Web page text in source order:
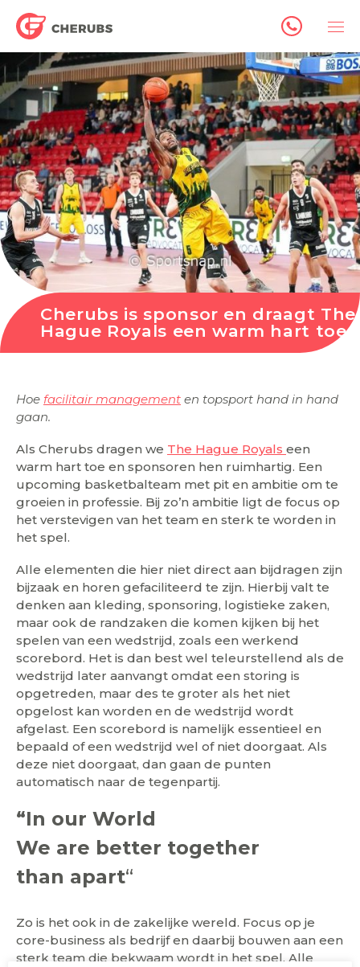
Cherubs is sponsor en draagt The
Hague Royals een warm hart toe.
Hoe facilitair management en topsport hand in hand
gaan.
Als Cherubs dragen we The Hague Royals een
warm hart toe en sponsoren hen ruimhartig. Een
upcoming basketbalteam met pit en ambitie om te
groeien in professie. Bij zo’n ambitie ligt de focus op
het verstevigen van het team en sterk te worden in
het spel.
Alle elementen die hier niet direct aan bijdragen zijn
bijzaak en horen gefaciliteerd te zijn. Hierbij valt te
denken aan kleding, sponsoring, logistieke zaken,
maar ook de randzaken die komen kijken bij het
spelen van een wedstrijd, zoals een werkend
scorebord. Het is dan best wel teleurstellend als de
wedstrijd later aanvangt omdat een storing is
opgetreden, maar des te groter als het niet
opgelost kan worden en de wedstrijd wordt
afgelast. Een scorebord is namelijk essentieel en
bepaald of een wedstrijd wel of niet doorgaat. Als
deze niet doorgaat, dan gaan de punten
automatisch naar de tegenpartij.
“In our World
We are better together
than apart“
Zo is het ook in de zakelijke wereld. Focus op je
core-business als bedrijf en daarbij bouwen aan een
sterk team die bekwaam wordt in het spel. Alle